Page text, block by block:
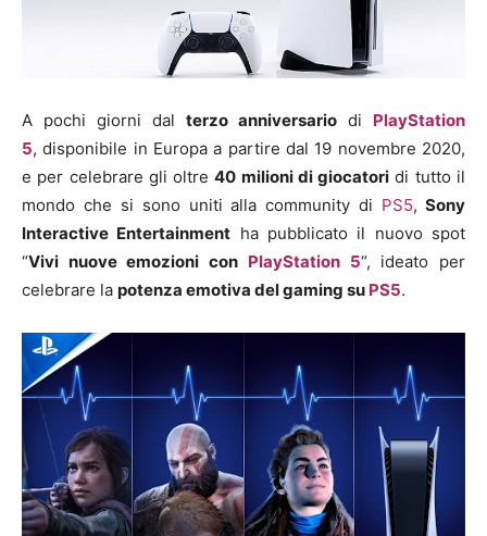
A pochi giorni dal terzo anniversario di PlayStation
5,disponibile in Europa a partire dal 19 novembre 2020,
e per celebrare gli oltre40 milioni di giocatori di tutto il
mondo che si sono uniti alla community di PS5, Sony
Interactive Entertainment ha pubblicato il nuovo spot
“Vivi nuove emozioni con PlayStation 5“, ideato per
celebrare la potenza emotiva del gaming su PS5.